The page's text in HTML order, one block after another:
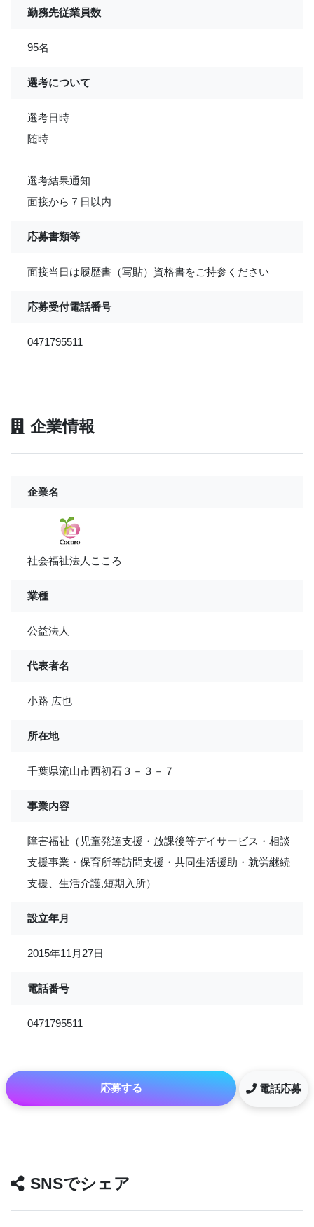
勤務先従業員数
95名
選考について
選考日時
随時
選考結果通知
面接から７日以内
応募書類等
面接当日は履歴書（写貼）資格書をご持参ください
応募受付電話番号
0471795511
企業情報
企業名
社会福祉法人こころ
業種
公益法人
代表者名
小路 広也
所在地
千葉県流山市西初石３－３－７
事業内容
障害福祉（児童発達支援・放課後等デイサービス・相談
支援事業・保育所等訪問支援・共同生活援助・就労継続
支援、生活介護,短期入所）
設立年月
2015年11月27日
電話番号
0471795511
応募する 電話応募
SNSでシェア